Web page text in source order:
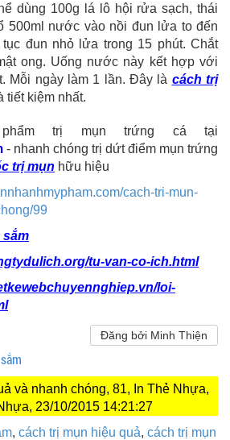
dùng 100g lá lô hội rửa sạch, thái
500ml nước vào nồi đun lửa to đến
đun nhỏ lửa trong 15 phút. Chắt
ong. Uống nước này kết hợp với
Mỗi ngày làm 1 lần. Đây là cách trị
tiết kiệm nhất.
trị mụn trứng cá tại
- nhanh chóng trị dứt điểm mụn trứng
trị mụn hữu hiệu
cach-tri-mun-
99
sắm
tu-van-co-ich.html
loi-
Đăng bởi Minh Thiện
và nhanh chóng, 81, In Thẻ Nhựa,
23/10/2015 14:21:27
, cách trị mụn hiệu quả, cách trị mụn